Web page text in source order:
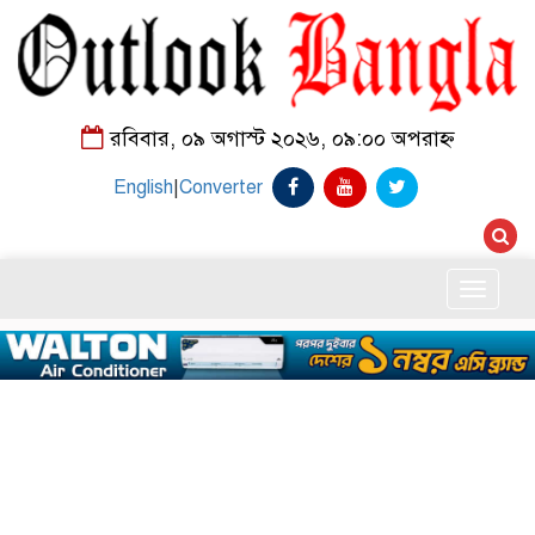
রবিবার, ০৯ অগাস্ট ২০২৬, ০৯:০০ অপরাহ্ন
English|Converter